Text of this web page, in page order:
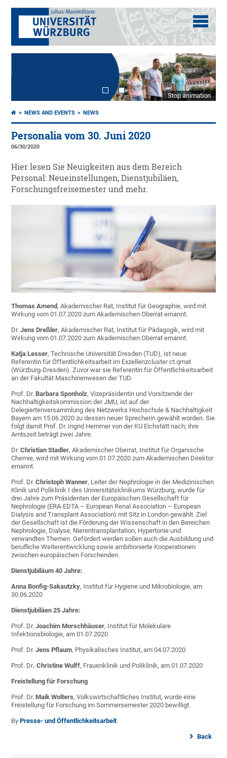
Stop animation
NEWS AND EVENTS NEWS
Personalia vom 30. Juni 2020
06/30/2020
Hier lesen Sie Neuigkeiten aus dem Bereich
Personal: Neueinstellungen, Dienstjubiläen,
Forschungsfreisemester und mehr.
Thomas Amend, Akademischer Rat, Institut für Geographie, wird mit
Wirkung vom 01.07.2020 zum Akademischen Oberrat ernannt.
Dr.Jens Dreßler, Akademischer Rat, Institut für Pädagogik, wird mit
Wirkung vom 01.07.2020 zum Akademischen Oberrat ernannt.
Katja Lesser, Technische Universität Dresden (TUD), ist neue
Referentin für Öffentlichkeitsarbeit im Exzellenzcluster ct.qmat
(Würzburg-Dresden). Zuvor war sie Referentin für Öffentlichkeitsarbeit
an der Fakultät Maschinenwesen der TUD.
Prof. Dr.Barbara Sponholz, Vizepräsidentin und Vorsitzende der
Nachhaltigkeitskommission der JMU, ist auf der
Delegiertenversammlung des Netzwerks Hochschule & Nachhaltigkeit
Bayern am 15.06.2020 zu dessen neuer Sprecherin gewählt worden. Sie
folgt damit Prof. Dr. Ingrid Hemmer von der KU Eichstätt nach; ihre
Amtszeit beträgt zwei Jahre.
Dr.Christian Stadler, Akademischer Oberrat, Institut für Organische
Chemie, wird mit Wirkung vom 01.07.2020 zum Akademischen Direktor
ernannt.
Prof. Dr.Christoph Wanner, Leiter der Nephrologie in der Medizinischen
Klinik und Poliklinik I des Universitätsklinikums Würzburg, wurde für
drei Jahre zum Präsidenten der Europäischen Gesellschaft für
Nephrologie (ERA-EDTA – European Renal Association – European
Dialysis and Transplant Association) mit Sitz in London gewählt. Ziel
der Gesellschaft ist die Förderung der Wissenschaft in den Bereichen
Nephrologie, Dialyse, Nierentransplantation, Hypertonie und
verwandten Themen. Gefördert werden sollen auch die Ausbildung und
berufliche Weiterentwicklung sowie ambitionierte Kooperationen
zwischen europäischen Forschenden.
Dienstjubiläum 40 Jahre:
Anna Bonfig-Sakautzky, Institut für Hygiene und Mikrobiologie, am
30.06.2020
Dienstjubiläen 25 Jahre:
Prof. Dr.Joachim Morschhäuser, Institut für Molekulare
Infektionsbiologie, am 01.07.2020
Prof. Dr.Jens Pflaum, Physikalisches Institut, am 04.07.2020
Prof. Dr. Christine Wulff, Frauenklinik und Poliklinik, am 01.07.2020
Freistellung für Forschung
Prof. Dr.Maik Wolters, Volkswirtschaftliches Institut, wurde eine
Freistellung für Forschung im Sommersemester 2020 bewilligt.
ByPresse- und Öffentlichkeitsarbeit
Back